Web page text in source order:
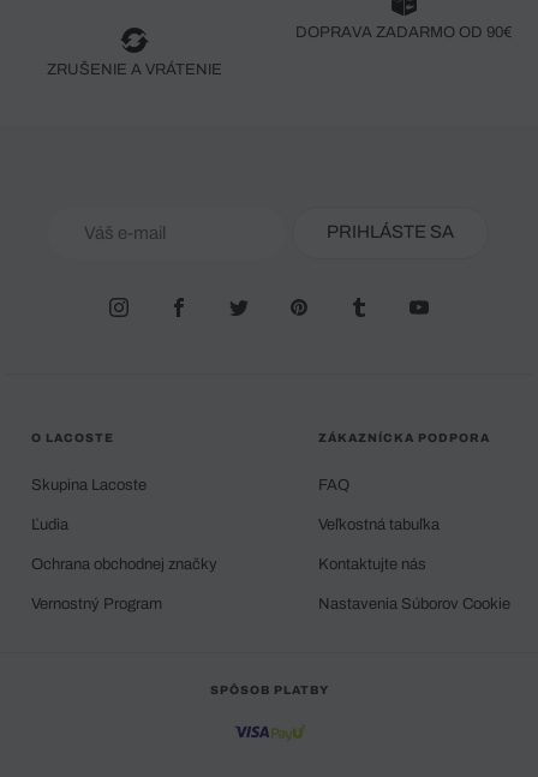
ZRUŠENIE A VRÁTENIE
DOPRAVA ZADARMO OD 90€
PRIHLÁSTE SA
O LACOSTE
Skupina Lacoste
Ľudia
Ochrana obchodnej značky
Vernostný Program
ZÁKAZNÍCKA PODPORA
FAQ
Veľkostná tabuľka
Kontaktujte nás
Nastavenia Súborov Cookie
SPÔSOB PLATBY